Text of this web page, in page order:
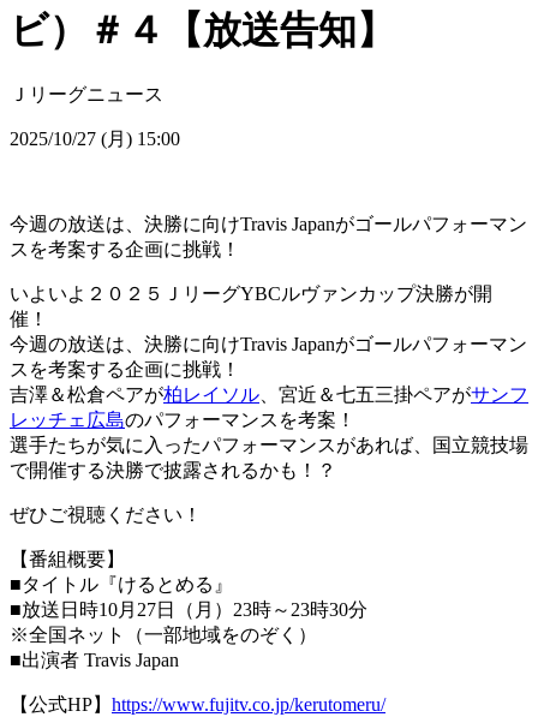
ビ）＃４【放送告知】
Ｊリーグニュース
2025/10/27 (月) 15:00
今週の放送は、決勝に向けTravis Japanがゴールパフォーマン
スを考案する企画に挑戦！
いよいよ２０２５ＪリーグYBCルヴァンカップ決勝が開
催！
今週の放送は、決勝に向けTravis Japanがゴールパフォーマン
スを考案する企画に挑戦！
吉澤＆松倉ペアが柏レイソル 、宮近＆七五三掛ペアがサンフ
レッチェ広島のパフォーマンスを考案！
選手たちが気に入ったパフォーマンスがあれば、国立競技場
で開催する決勝で披露されるかも！？
ぜひご視聴ください！
【番組概要】
■タイトル『けるとめる』
■放送日時10月27日（月）23時～23時30分
※全国ネット（一部地域をのぞく）
■出演者 Travis Japan
【公式HP】 https://www.fujitv.co.jp/kerutomeru/